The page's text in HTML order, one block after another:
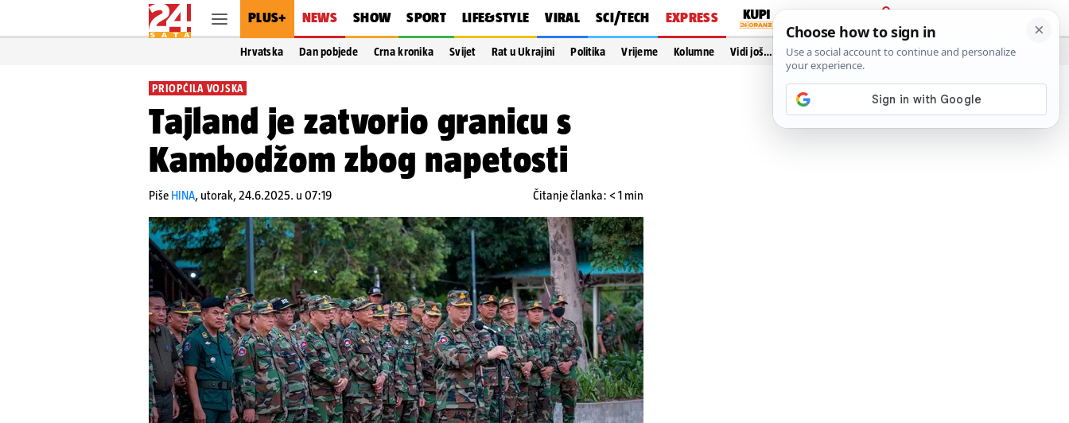
PLUS+ NEWS SHOW SPORT LIFE&STYLE VIRAL SCI/TECH EXPRESS
PRIJAVA
Hrvatska Dan pobjede Crna kronika Svijet Rat u Ukrajini Politika Vrijeme Kolumne Vidi još…
PRIOPĆILA VOJSKA
Tajland je zatvorio granicu s
Kambodžom zbog napetosti
Piše HINA, utorak, 24.6.2025. u 07:19 Čitanje članka: < 1 min